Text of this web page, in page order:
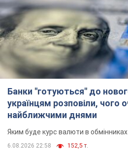
українцям розповіли, чого
найближчими днями
Яким буде курс валюти в обмінниках
6.08.2026 22:58 152,5 т.
Українцям обіцяють по 850
мобільних операторів: що
цими повідомленнями
Як не потрапити в пастку шахраїв
6.08.2026 21:02 17,1 т.